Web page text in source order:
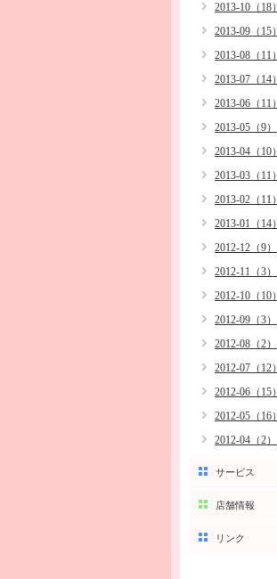
2013-10（18）
2013-09（15）
2013-08（11）
2013-07（14）
2013-06（11）
2013-05（9）
2013-04（10）
2013-03（11）
2013-02（11）
2013-01（14）
2012-12（9）
2012-11（3）
2012-10（10）
2012-09（3）
2012-08（2）
2012-07（12）
2012-06（15）
2012-05（16）
2012-04（2）
サービス
店舗情報
リンク